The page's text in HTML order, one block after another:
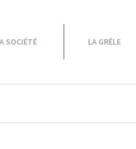
SOCIÉTÉ LA GRÊLE